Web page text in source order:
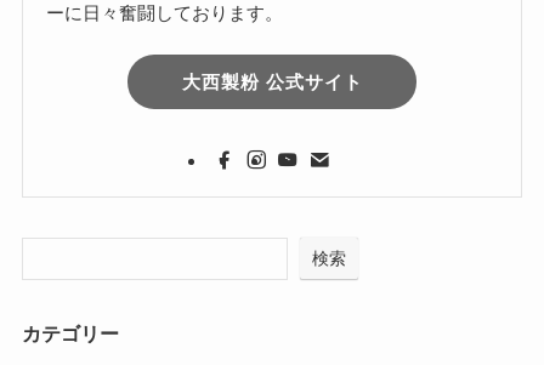
ーに日々奮闘しております。
大西製粉 公式サイト
検索
カテゴリー